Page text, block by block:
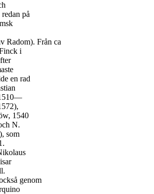
på
Radom). Från ca
i
en rad
1540
N.
som
genom